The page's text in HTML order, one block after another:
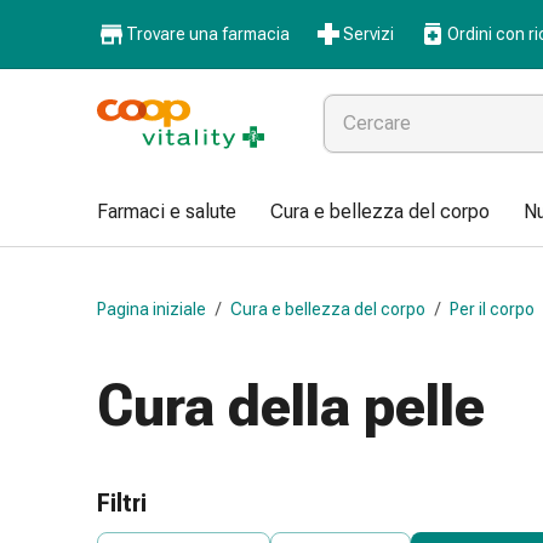
Farmaci
Influenza
Pastiglie
Farmaci
e
Mal
di
Trovare una farmacia Servizi Ordini con
Farmaci e salute Cura e bellezza del corpo
Pagina iniziale / Cura e bellezza del corpo / Per il corpo
Cura della pelle
Filtri